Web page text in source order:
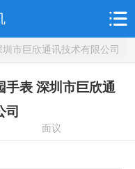
市巨欣通讯技术有限公司
手表 深圳市巨欣通
司
面议